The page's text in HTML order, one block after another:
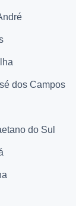
dos Campos
do Sul